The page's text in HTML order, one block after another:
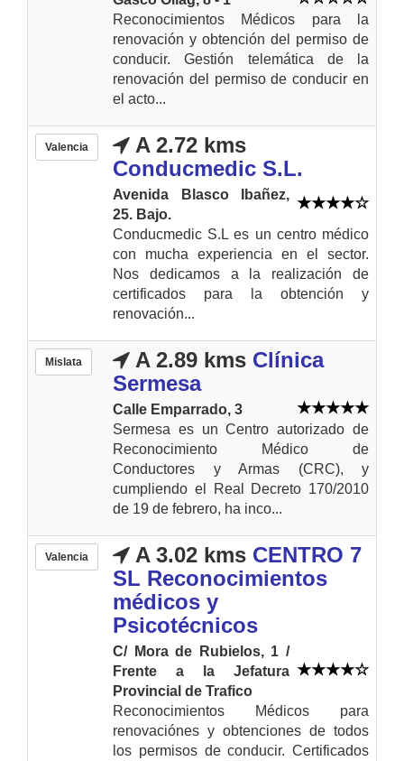
Reconocimientos Médicos para la
renovación y obtención del permiso de
conducir. Gestión telemática de la
renovación del permiso de conducir en
el acto...
Valencia
A 2.72 kms
Conducmedic S.L.
Avenida Blasco Ibañez,
25. Bajo.
Conducmedic S.L es un centro médico
con mucha experiencia en el sector.
Nos dedicamos a la realización de
certificados para la obtención y
renovación...
Mislata A 2.89 kms Clínica
Sermesa
Calle Emparrado, 3
Sermesa es un Centro autorizado de
Reconocimiento Médico de
Conductores y Armas (CRC), y
cumpliendo el Real Decreto 170/2010
de 19 de febrero, ha inco...
Valencia A 3.02 kms CENTRO 7
SL Reconocimientos
médicos y
Psicotécnicos
C/ Mora de Rubielos, 1 /
Frente a la Jefatura
Provincial de Trafico
Reconocimientos Médicos para
renovaciónes y obtenciones de todos
los permisos de conducir. Certificados